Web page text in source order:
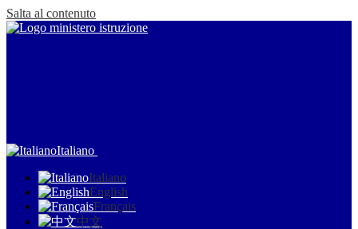
Salta al contenuto
Italiano
Italiano
English
Français
中文